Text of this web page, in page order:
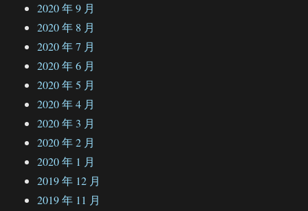
2020 年 9 月
2020 年 8 月
2020 年 7 月
2020 年 6 月
2020 年 5 月
2020 年 4 月
2020 年 3 月
2020 年 2 月
2020 年 1 月
2019 年 12 月
2019 年 11 月